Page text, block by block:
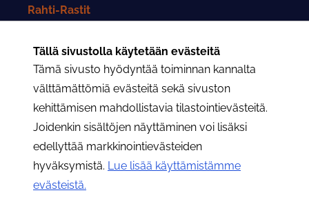
Tällä sivustolla käytetään evästeitä
Tämä sivusto hyödyntää toiminnan kannalta
välttämättömiä evästeitä sekä sivuston
kehittämisen mahdollistavia tilastointievästeitä.
Joidenkin sisältöjen näyttäminen voi lisäksi
edellyttää markkinointievästeiden
hyväksymistä. Lue lisää käyttämistämme
evästeistä.​​​​​​
Rahti-Rastit
Rahtarit-lehti
Yhteystiedot
Rahtarit ry:n yhteystiedot
Osastojen yhteystiedot
Hae